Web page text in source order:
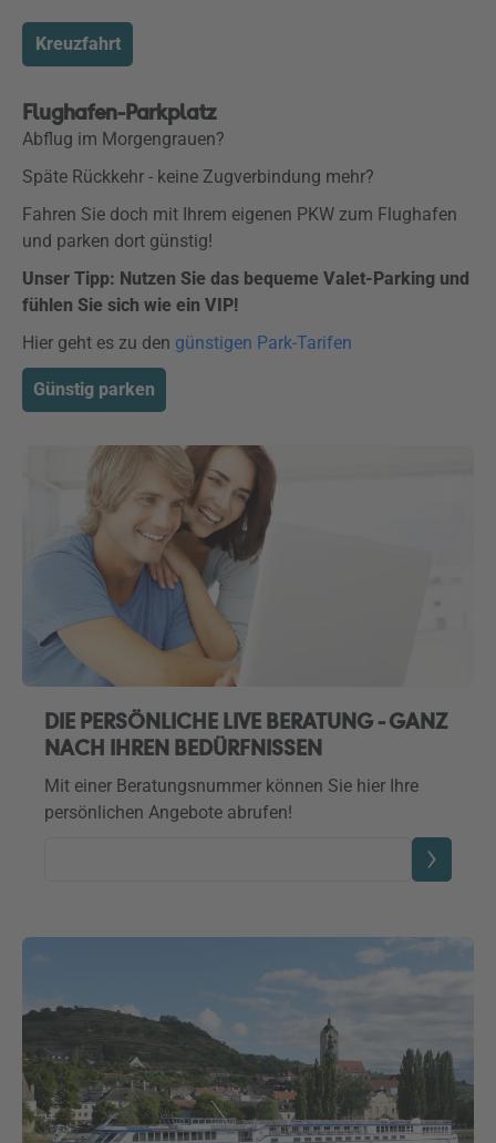
Kreuzfahrt
Flughafen-Parkplatz
Abflug im Morgengrauen?
Späte Rückkehr - keine Zugverbindung mehr?
Fahren Sie doch mit Ihrem eigenen PKW zum Flughafen
und parken dort günstig!
Unser Tipp: Nutzen Sie das bequeme Valet-Parking und
fühlen Sie sich wie ein VIP!
Hier geht es zu den günstigen Park-Tarifen
Günstig parken
DIE PERSÖNLICHE LIVE BERATUNG - GANZ
NACH IHREN BEDÜRFNISSEN
Mit einer Beratungsnummer können Sie hier Ihre
persönlichen Angebote abrufen!